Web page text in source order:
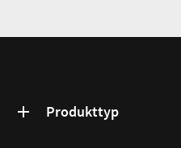
Produkttyp